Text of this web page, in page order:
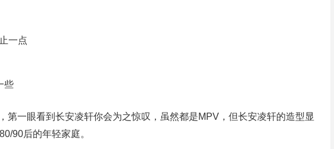
些
第一眼看到长安凌轩你会为之惊叹，虽然都是MPV，但长安凌轩的造型显
90后的年轻家庭。